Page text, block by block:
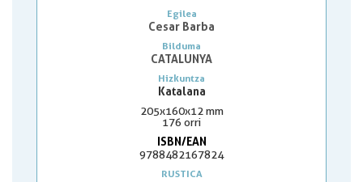
Egilea
Cesar Barba
Bilduma
CATALUNYA
Hizkuntza
Katalana
205x160x12 mm
176 orri
ISBN/EAN
9788482167824
RUSTICA